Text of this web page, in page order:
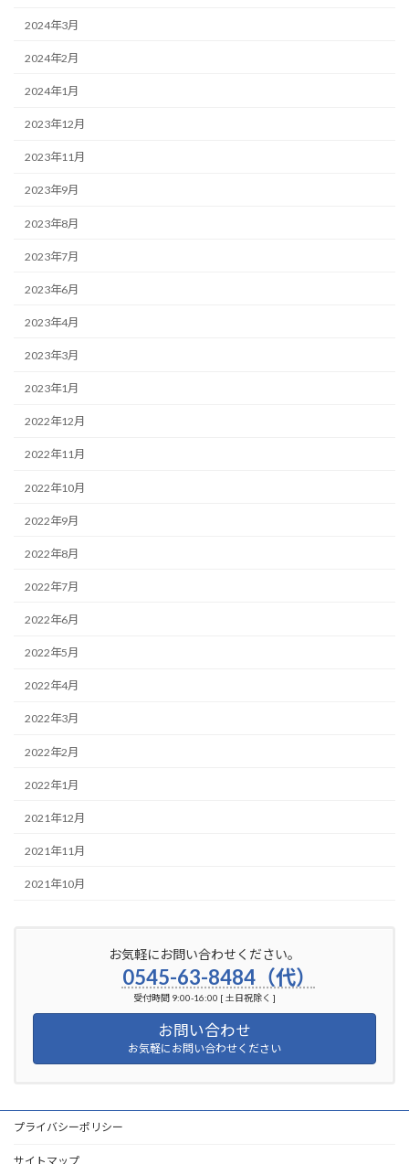
2024年3月
2024年2月
2024年1月
2023年12月
2023年11月
2023年9月
2023年8月
2023年7月
2023年6月
2023年4月
2023年3月
2023年1月
2022年12月
2022年11月
2022年10月
2022年9月
2022年8月
2022年7月
2022年6月
2022年5月
2022年4月
2022年3月
2022年2月
2022年1月
2021年12月
2021年11月
2021年10月
お気軽にお問い合わせください。
0545-63-8484（代）
受付時間 9:00-16:00 [ 土日祝除く ]
お問い合わせ
お気軽にお問い合わせください
プライバシーポリシー
サイトマップ